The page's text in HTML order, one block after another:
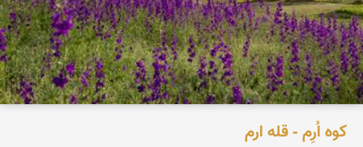
کوه اُرِم - قله ارم